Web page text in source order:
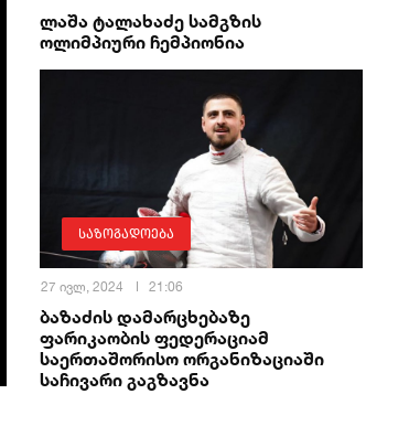
ლაშა ტალახაძე სამგზის
ოლიმპიური ჩემპიონია
საზოგადოება
27 ივლ, 2024 21:06
ბაზაძის დამარცხებაზე
ფარიკაობის ფედერაციამ
საერთაშორისო ორგანიზაციაში
საჩივარი გაგზავნა